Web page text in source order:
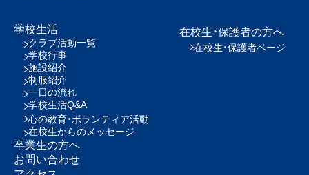
学校生活
クラブ活動一覧
学校行事
施設紹介
制服紹介
一日の流れ
学校生活Q&A
心の教育・ボランティア活動
在校生からのメッセージ
在校生・保護者の方へ
在校生・保護者ページ
卒業生の方へ
お問い合わせ